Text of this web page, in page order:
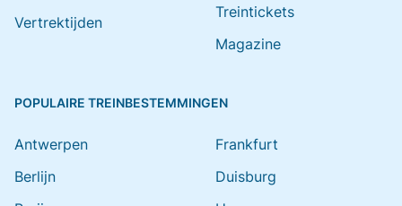
Vertrektijden
Treintickets
Magazine
POPULAIRE TREINBESTEMMINGEN
Antwerpen
Berlijn
Frankfurt
Duisburg